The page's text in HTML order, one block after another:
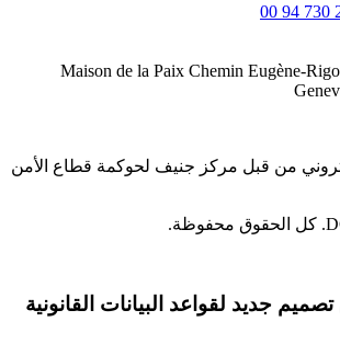
Maison de la Paix Chemin Eugène-
من قبل مركز جنيف لحوكمة قطاع الأمن
تصميم جديد لقواعد البيانات القانونية